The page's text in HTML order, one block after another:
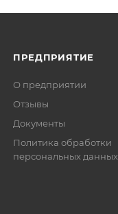
ПРЕДПРИЯТИЕ
О предприятии
Отзывы
Документы
Политика обработки
персональных данных